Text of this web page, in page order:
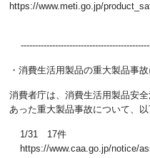
https://www.meti.go.jp/
・消費生活用製品の重大製品
消費者庁は、消費生活用製品安
あった重大製品事故について、
1/31 17件
https://www.caa.go.jp/notice/